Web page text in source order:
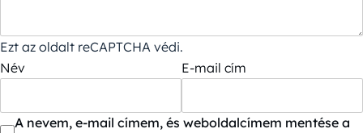
Ezt az oldalt reCAPTCHA védi.
Név
E-mail cím
A nevem, e-mail címem, és weboldalcímem mentése a